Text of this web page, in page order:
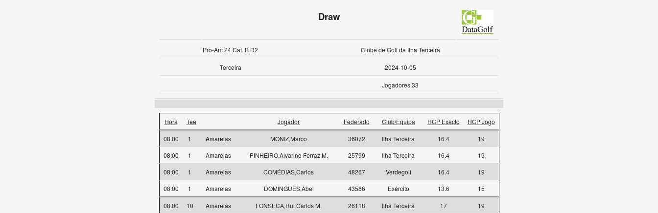
Draw
Pro-Am 24 Cat. B D2 Clube de Golf da Ilha Terceira
Terceira 2024-10-05
Jogadores 33
Hora Tee Jogador Federado Club/Equipa HCP Exacto HCP Jogo
08:00 1 Amarelas MONIZ,Marco 36072 Ilha Terceira 16.4
19
08:00
1 Amarelas PINHEIRO,Alvarino Ferraz M. 25799 Ilha Terceira 16.4
19
08:00
1 Amarelas COMÉDIAS,Carlos 48267 Verdegolf 16.4
19
08:00
1 Amarelas DOMINGUES,Abel 43586 Exército 13.6 15
08:00 10 Amarelas FONSECA,Rui Carlos M. 26118 Ilha Terceira 17
19